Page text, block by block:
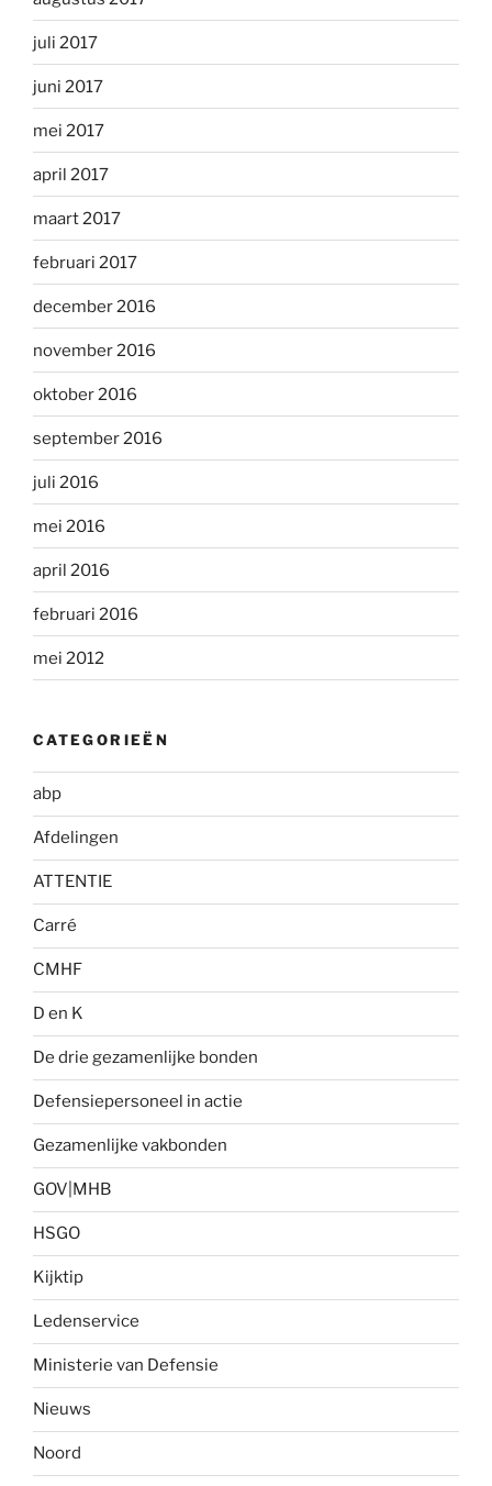
juli 2017
juni 2017
mei 2017
april 2017
maart 2017
februari 2017
december 2016
november 2016
oktober 2016
september 2016
juli 2016
mei 2016
april 2016
februari 2016
mei 2012
CATEGORIEËN
abp
Afdelingen
ATTENTIE
Carré
CMHF
D en K
De drie gezamenlijke bonden
Defensiepersoneel in actie
Gezamenlijke vakbonden
GOV|MHB
HSGO
Kijktip
Ledenservice
Ministerie van Defensie
Nieuws
Noord